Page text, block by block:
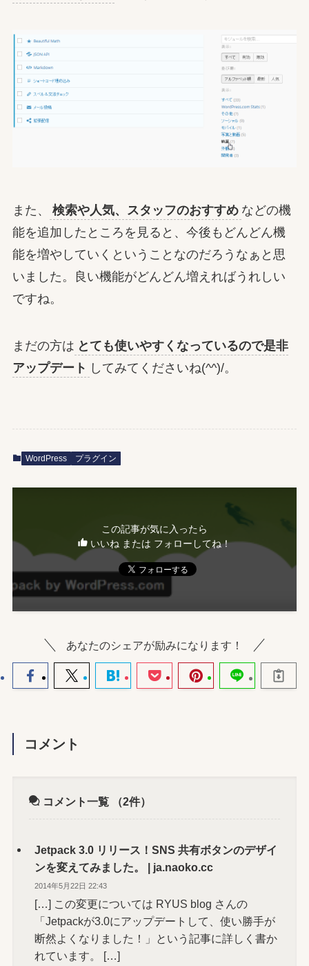
また、 検索や人気、スタッフのおすすめ などの機
能を追加したところを見ると、今後もどんどん機
能を増やしていくということなのだろうなぁと思
いました。良い機能がどんどん増えればうれしい
ですね。
まだの方は とても使いやすくなっているので是非
アップデート してみてくださいね(^^)/。
WordPress プラグイン
この記事が気に入ったら
いいね または フォローしてね！
あなたのシェアが励みになります！
コメント
コメント一覧 （2件）
Jetpack 3.0 リリース！SNS 共有ボタンのデザイ
ンを変えてみました。 | ja.naoko.cc
2014年5月22日 22:43
[…] この変更については RYUS blog さんの
「Jetpackが3.0にアップデートして、使い勝手が
断然よくなりました！」という記事に詳しく書か
れています。 […]